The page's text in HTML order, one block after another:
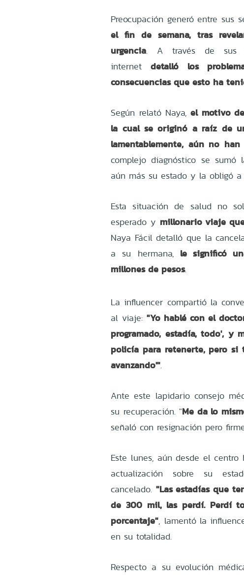
Preocupación generó entre sus
el fin de semana, tras
urgencia. A través de sus
internetdetalló los
consecuencias que esto ha
Según relató Naya, el motivo
la cual se originó a raíz de
lamentablemente, aún no
complejo diagnóstico se
aún más su estado y la obligó
Esta situación de salud no
esperado y millonario viaje
Naya Fácil detalló que la
a su hermana, le significó
millones de pesos.
La influencer compartió la
al viaje:"Yo hablé con el
programado, estadía, todo', y
policía para retenerte, pero
avanzando'".
Ante este lapidario consejo
su recuperación. "Me da lo
señaló con resignación pero
Este lunes, aún desde el centro
actualización sobre su
cancelado. "Las estadías que
de 300 mil, las perdí. Perdí
porcentaje", lamentó la
en su totalidad.
Respecto a su evolución